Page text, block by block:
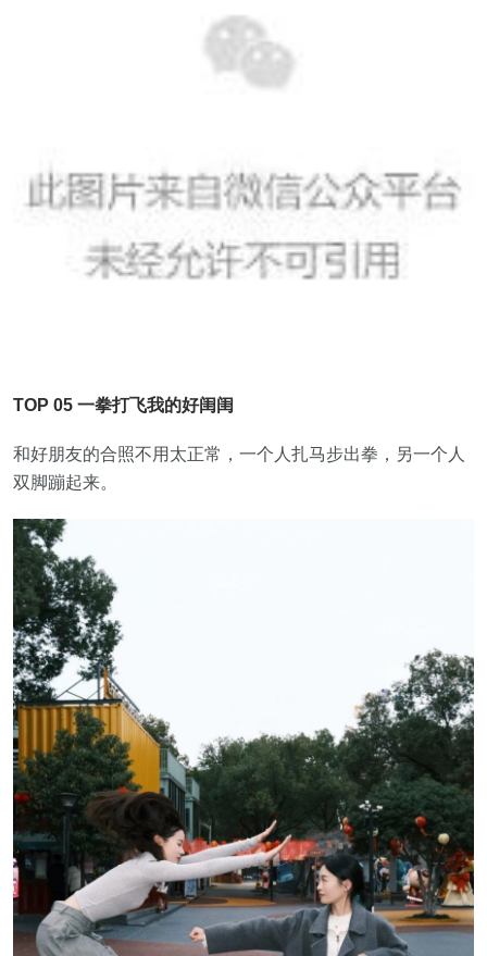
TOP 05 一拳打飞我的好闺闺
和好朋友的合照不用太正常，一个人扎马步出拳，另一个人
双脚蹦起来。